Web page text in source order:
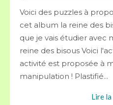
Voici des puzzles à
cet album la reine des
que je vais étudier avec
reine des bisous Voici
activité est proposée à
manipulation ! Plastifié...
Lire